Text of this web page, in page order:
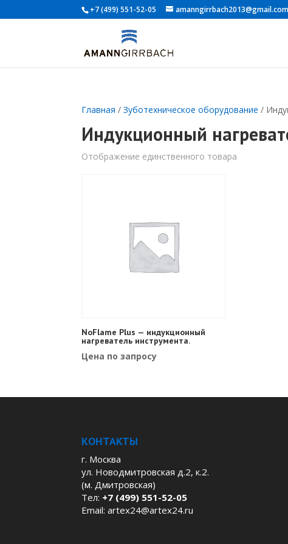
+7 (499) 551-52-05 amanngirrbach2013@gmail.com
Главная /Зуботехническое оборудование /
Индукционный
Отображение единственного товара
NoFlame Plus — индукционный
нагреватель инструмента.
Цена по запросу
КОНТАКТЫ
г. Москва
ул. Новодмитровская д.2, к.2.
(м. Дмитровская)
Тел: +7 (499) 551-52-05
Email:artex24@artex24.ru